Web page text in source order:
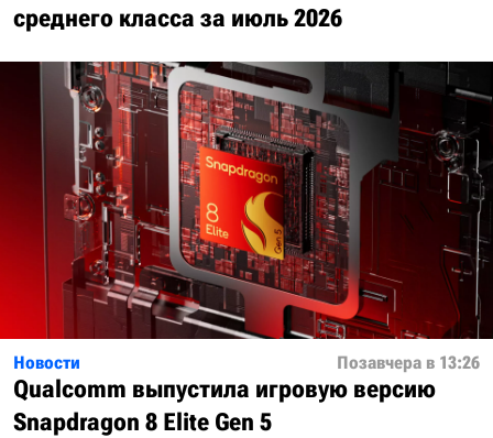
среднего класса за июль 2026
Новости Позавчера в 13:26
Qualcomm выпустила игровую версию
Snapdragon 8 Elite Gen 5